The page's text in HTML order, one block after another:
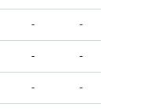
- -
- -
- -